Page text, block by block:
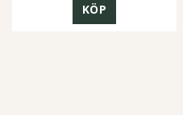
KÖP